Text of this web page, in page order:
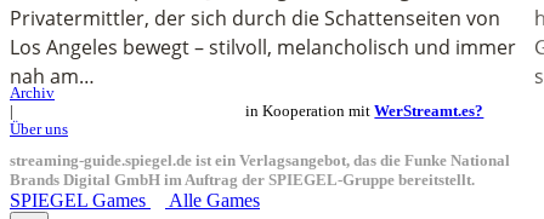
Privatermittler, der sich durch die Schattenseiten von
Los Angeles bewegt – stilvoll, melancholisch und immer
nah am…
Archiv
|
Über uns
in Kooperation mitWerStreamt.es?
streaming-guide.spiegel.de ist ein Verlagsangebot, das die Funke National
Brands Digital GmbH im Auftrag der SPIEGEL-Gruppe bereitstellt.
SPIEGEL Games Alle Games